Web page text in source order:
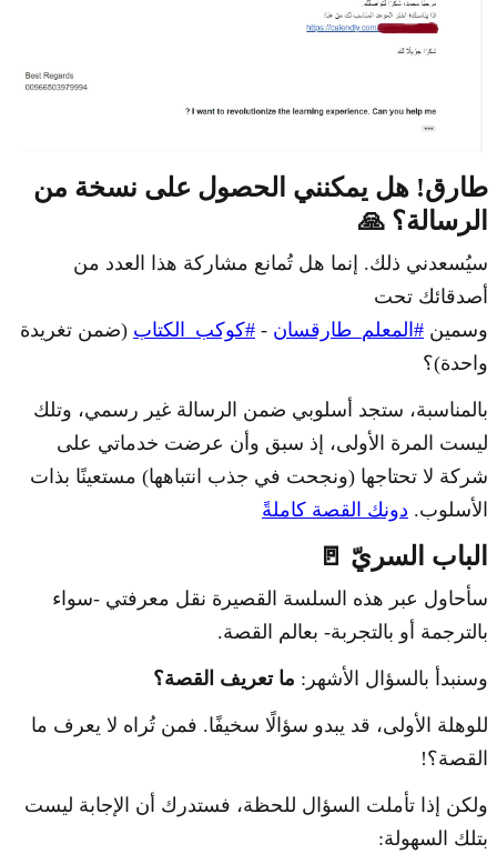
طارق! هل يمكنني الحصول على نسخة من
الرسالة؟ 🙏
سيُسعدني ذلك. إنما هل تُمانع مشاركة هذا العدد من
أصدقائك تحت
وسمين #المعلم_طارقسان - #كوكب_الكتاب (ضمن تغريدة
واحدة)؟
بالمناسبة، ستجد أسلوبي ضمن الرسالة غير رسمي، وتلك
ليست المرة الأولى، إذ سبق وأن عرضت خدماتي على
شركة لا تحتاجها (ونجحت في جذب انتباهها) مستعينًا بذات
الأسلوب. دونك القصة كاملةً
الباب السريّ 🚪
سأحاول عبر هذه السلسة القصيرة نقل معرفتي -سواء
بالترجمة أو بالتجربة- بعالم القصة.
وسنبدأ بالسؤال الأشهر: ما تعريف القصة؟
للوهلة الأولى، قد يبدو سؤالًا سخيفًا. فمن تُراه لا يعرف ما
القصة؟!
ولكن إذا تأملت السؤال للحظة، فستدرك أن الإجابة ليست
بتلك السهولة: